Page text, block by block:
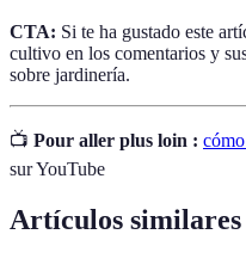
CTA: Si te ha gustado este
cultivo en los comentarios y
sobre jardinería.
📺 Pour aller plus loin :
sur YouTube
Artículos similares